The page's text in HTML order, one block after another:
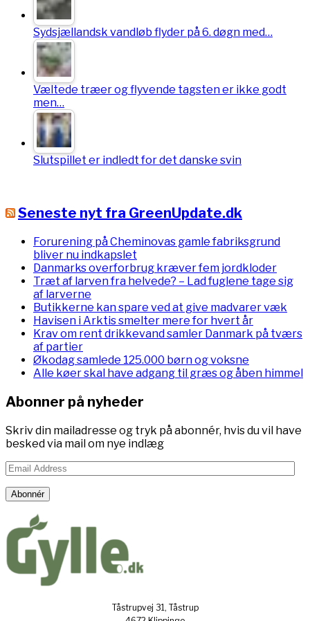
Sydsjællandsk vandløb flyder på 6. døgn med…
Væltede træer og flyvende tagsten er ikke godt
men…
Slutspillet er indledt for det danske svin
Seneste nyt fra GreenUpdate.dk
Forurening på Cheminovas gamle fabriksgrund
bliver nu indkapslet
Danmarks overforbrug kræver fem jordkloder
Træt af larven fra helvede? – Lad fuglene tage sig
af larverne
Butikkerne kan spare ved at give madvarer væk
Havisen i Arktis smelter mere for hvert år
Krav om rent drikkevand samler Danmark på tværs
af partier
Økodag samlede 125.000 børn og voksne
Alle køer skal have adgang til græs og åben himmel
Abonner på nyheder
Skriv din mailadresse og tryk på abonnér, hvis du vil have
besked via mail om nye indlæg
Email
Address
Abonnér
Tåstrupvej 31, Tåstrup